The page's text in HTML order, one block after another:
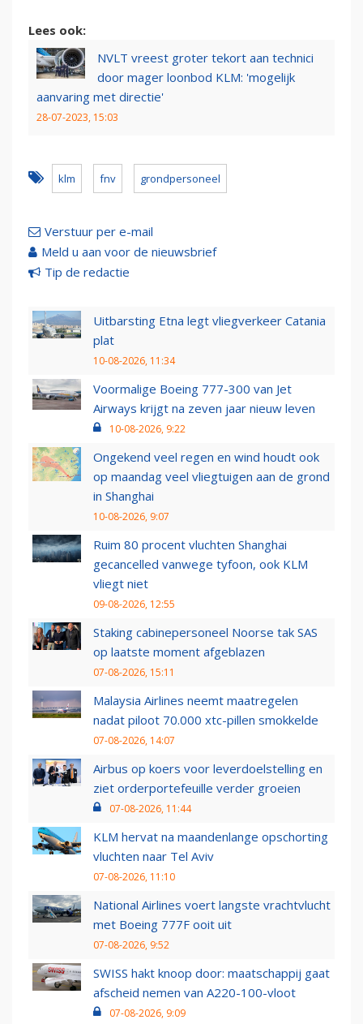
Lees ook:
NVLT vreest groter tekort aan technici
door mager loonbod KLM: 'mogelijk
aanvaring met directie'
28-07-2023, 15:03
klm fnv grondpersoneel
Verstuur per e-mail
Meld u aan voor de nieuwsbrief
Tip de redactie
Uitbarsting Etna legt vliegverkeer Catania
plat
10-08-2026, 11:34
Voormalige Boeing 777-300 van Jet
Airways krijgt na zeven jaar nieuw leven
10-08-2026, 9:22
Ongekend veel regen en wind houdt ook
op maandag veel vliegtuigen aan de grond
in Shanghai
10-08-2026, 9:07
Ruim 80 procent vluchten Shanghai
gecancelled vanwege tyfoon, ook KLM
vliegt niet
09-08-2026, 12:55
Staking cabinepersoneel Noorse tak SAS
op laatste moment afgeblazen
07-08-2026, 15:11
Malaysia Airlines neemt maatregelen
nadat piloot 70.000 xtc-pillen smokkelde
07-08-2026, 14:07
Airbus op koers voor leverdoelstelling en
ziet orderportefeuille verder groeien
07-08-2026, 11:44
KLM hervat na maandenlange opschorting
vluchten naar Tel Aviv
07-08-2026, 11:10
National Airlines voert langste vrachtvlucht
met Boeing 777F ooit uit
07-08-2026, 9:52
SWISS hakt knoop door: maatschappij gaat
afscheid nemen van A220-100-vloot
07-08-2026, 9:09